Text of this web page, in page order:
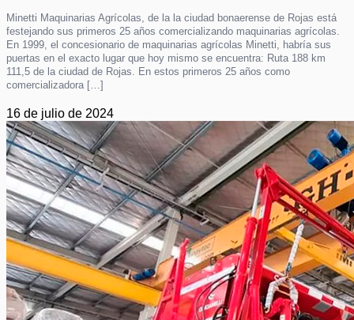
Minetti Maquinarias Agrícolas, de la la ciudad bonaerense de Rojas está
festejando sus primeros 25 años comercializando maquinarias agrícolas.
En 1999, el concesionario de maquinarias agrícolas Minetti, habría sus
puertas en el exacto lugar que hoy mismo se encuentra: Ruta 188 km
111,5 de la ciudad de Rojas. En estos primeros 25 años como
comercializadora […]
16 de julio de 2024